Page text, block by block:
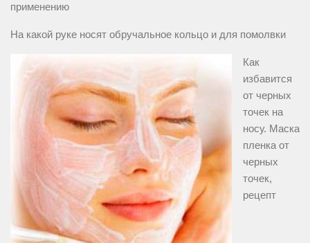
применению
На какой руке носят обручальное кольцо и для помолвки
Как
избавится
от черных
точек на
носу. Маска
пленка от
черных
точек,
рецепт